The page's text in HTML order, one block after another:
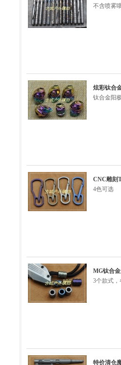
不含喷雾
炫彩钛合
钛合金阳
CNC雕刻
4色可选
MG钛合
3个款式
特价清仓